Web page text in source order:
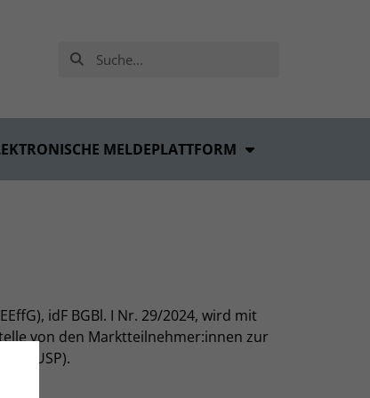
MELDEPLATTFORM
idF BGBl. I Nr. 29/2024, wird mit
von den Marktteilnehmer:innen zur
(USP).